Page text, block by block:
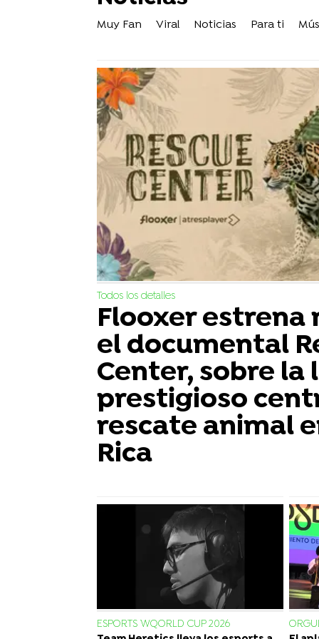
Muy Fan Viral Noticias Para ti
Todos los detalles
Flooxer estrena
el documental
Center, sobre la
prestigioso
rescate animal
Rica
ESPORTS WQORLD CUP 2026